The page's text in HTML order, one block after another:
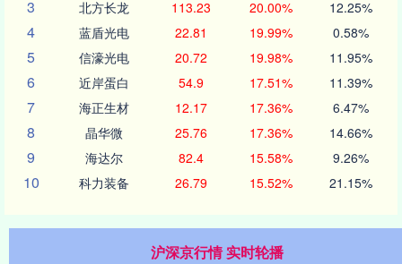
3 北方长龙 113.23 20.00% 12.25%
4 蓝盾光电 22.81 19.99% 0.58%
5 信濠光电 20.72 19.98% 11.95%
6 近岸蛋白 54.9 17.51% 11.39%
7 海正生材 12.17 17.36% 6.47%
8 晶华微 25.76 17.36% 14.66%
9 海达尔 82.4 15.58% 9.26%
10 科力装备 26.79 15.52% 21.15%
沪深京行情 实时轮播